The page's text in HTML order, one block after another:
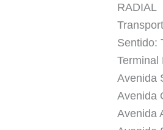
RADIAL
Sentido:
Terminal
Avenida
Avenida
Avenida